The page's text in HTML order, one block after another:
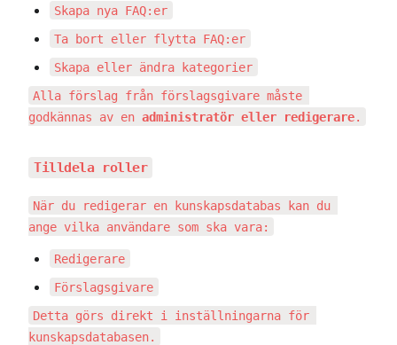
Skapa nya FAQ:er
Ta bort eller flytta FAQ:er
Skapa eller ändra kategorier
Alla förslag från förslagsgivare måste
godkännas av en administratör eller redigerare.
Tilldela roller
När du redigerar en kunskapsdatabas kan du
ange vilka användare som ska vara:
Redigerare
Förslagsgivare
Detta görs direkt i inställningarna för
kunskapsdatabasen.